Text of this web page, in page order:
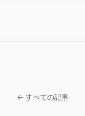
← すべての記事